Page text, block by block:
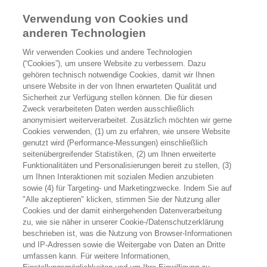
Willkommen!
Einloggen und mehr erfahren!
Du erhältst zur Behandlung Deiner spinalen Muskelatrophie
das Arzneimittel der Roche Pharma AG? Dann kannst Du Dich
hier mit der PZN Nummer Deines Roche Arzneimittels
einloggen.
Neben Informationen zu Deinem Arzneimittel kannst Du hier
auch Service-Materialien herunterladen oder bestellen.
*Diese Website wurde zur Patientenaufklärung entwickelt und
ist nur für Patientinnen und Patienten sowie Angehörige
zugänglich, die ein Roche Medikament bereits von ihrer Ärztin
oder ihrem Arzt verschrieben bekommen haben.
Verwendung von Cookies und
anderen Technologien
Wir verwenden Cookies und andere Technologien
(“Cookies”), um unsere Website zu verbessern. Dazu
gehören technisch notwendige Cookies, damit wir Ihnen
unsere Website in der von Ihnen erwarteten Qualität und
Sicherheit zur Verfügung stellen können. Die für diesen
Zweck verarbeiteten Daten werden ausschließlich
anonymisiert weiterverarbeitet. Zusätzlich möchten wir gerne
Cookies verwenden, (1) um zu erfahren, wie unsere Website
genutzt wird (Performance-Messungen) einschließlich
seitenübergreifender Statistiken, (2) um Ihnen erweiterte
Funktionalitäten und Personalisierungen bereit zu stellen, (3)
um Ihnen Interaktionen mit sozialen Medien anzubieten
sowie (4) für Targeting- und Marketingzwecke. Indem Sie auf
"Alle akzeptieren" klicken, stimmen Sie der Nutzung aller
Cookies und der damit einhergehenden Datenverarbeitung
zu, wie sie näher in unserer Cookie-/Datenschutzerklärung
beschrieben ist, was die Nutzung von Browser-Informationen
und IP-Adressen sowie die Weitergabe von Daten an Dritte
umfassen kann. Für weitere Informationen,